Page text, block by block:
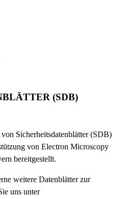
(SDB)
Sicherheitsdatenblätter (SDB)
von Electron Microscopy
bereitgestellt.
weitere Datenblätter zur
uns unter